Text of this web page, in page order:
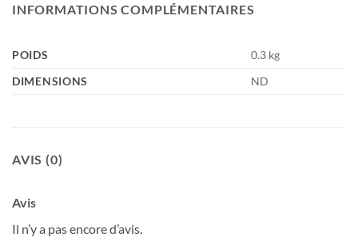
INFORMATIONS COMPLÉMENTAIRES
POIDS
0.3 kg
DIMENSIONS
ND
AVIS (0)
Avis
Il n’y a pas encore d’avis.